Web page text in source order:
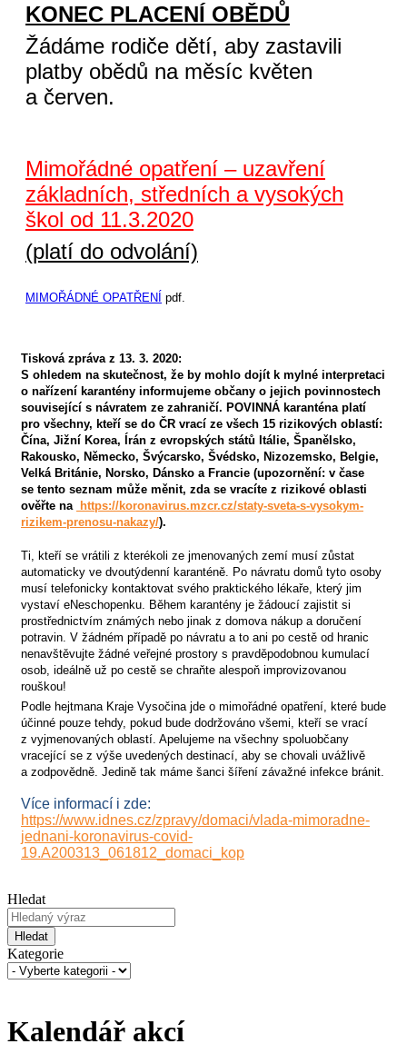
KONEC PLACENÍ OBĚDŮ
Žádáme rodiče dětí, aby zastavili
platby obědů na měsíc květen
a červen.
Mimořádné opatření – uzavření
základních, středních a vysokých
škol od 11.3.2020
(platí do odvolání)
MIMOŘÁDNÉ OPATŘENÍ pdf.
Tisková zpráva z 13. 3. 2020:
S ohledem na skutečnost, že by mohlo dojít k mylné interpretaci
o nařízení karantény informujeme občany o jejich povinnostech
související s návratem ze zahraničí. POVINNÁ karanténa platí
pro všechny, kteří se do ČR vrací ze všech 15 rizikových oblastí:
Čína, Jižní Korea, Írán z evropských států Itálie, Španělsko,
Rakousko, Německo, Švýcarsko, Švédsko, Nizozemsko, Belgie,
Velká Británie, Norsko, Dánsko a Francie (upozornění: v čase
se tento seznam může měnit, zda se vracíte z rizikové oblasti
ověřte na
https://koronavirus.mzcr.cz/staty-sveta-s-vysokym-
rizikem-prenosu-nakazy/).
Ti, kteří se vrátili z kterékoli ze jmenovaných zemí musí zůstat
automaticky ve dvoutýdenní karanténě. Po návratu domů tyto osoby
musí telefonicky kontaktovat svého praktického lékaře, který jim
vystaví eNeschopenku. Během karantény je žádoucí zajistit si
prostřednictvím známých nebo jinak z domova nákup a doručení
potravin. V žádném případě po návratu a to ani po cestě od hranic
nenavštěvujte žádné veřejné prostory s pravděpodobnou kumulací
osob, ideálně už po cestě se chraňte alespoň improvizovanou
rouškou!
Podle hejtmana Kraje Vysočina jde o mimořádné opatření, které bude
účinné pouze tehdy, pokud bude dodržováno všemi, kteří se vrací
z vyjmenovaných oblastí. Apelujeme na všechny spoluobčany
vracející se z výše uvedených destinací, aby se chovali uvážlivě
a zodpovědně. Jedině tak máme šanci šíření závažné infekce bránit.
Více informací i zde:
https://www.idnes.cz/zpravy/domaci/vlada-mimoradne-
jednani-koronavirus-covid-
19.A200313_061812_domaci_kop
Hledat
Hledat
Kategorie
Kalendář akcí